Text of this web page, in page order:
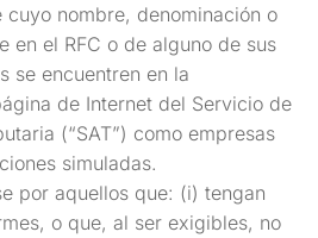
cuyo nombre, denominación o
en el RFC o de alguno de sus
se encuentren en la
de Internet del Servicio de
(“SAT”) como empresas
simuladas.
por aquellos que: (i) tengan
o que, al ser exigibles, no